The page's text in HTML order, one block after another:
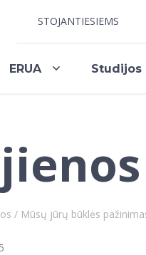
STOJANTIESIEMS
ERUA Studijos
/ Mūsų jūrų būklės